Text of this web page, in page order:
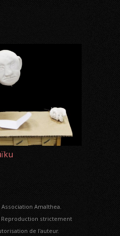
Amalthea.
strictement
de l'auteur.